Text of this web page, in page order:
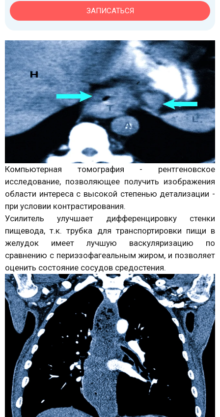
ЗАПИСАТЬСЯ
Компьютерная томография - рентгеновское
исследование, позволяющее получить изображения
области интереса с высокой степенью детализации -
при условии контрастирования.
Усилитель улучшает дифференцировку стенки
пищевода, т.к. трубка для транспортировки пищи в
желудок имеет лучшую васкуляризацию по
сравнению с периэзофагеальным жиром, и позволяет
оценить состояние сосудов средостения.